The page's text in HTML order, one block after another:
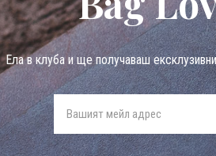
Eла в клуба и ще получаваш